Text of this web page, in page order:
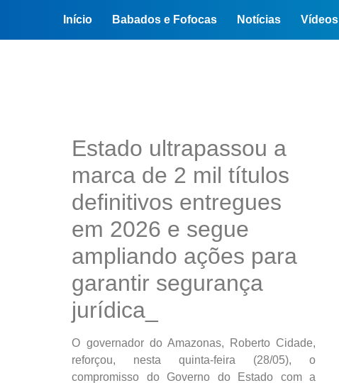
Início Babados e Fofocas Notícias Vídeos
Estado ultrapassou a
marca de 2 mil títulos
definitivos entregues
em 2026 e segue
ampliando ações para
garantir segurança
jurídica_
O governador do Amazonas, Roberto Cidade,
reforçou, nesta quinta-feira (28/05), o
compromisso do Governo do Estado com a